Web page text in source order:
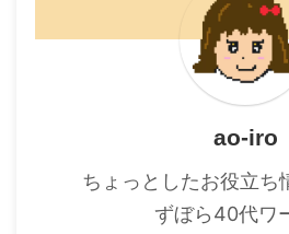
ao-iro
ちょっとしたお役立ち
ずぼら40代ワ